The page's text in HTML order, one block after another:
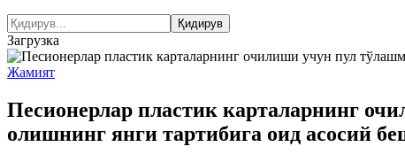
Загрузка
Жамият
Песионерлар пластик карталарнинг
олишнинг янги тартибига оид асосий